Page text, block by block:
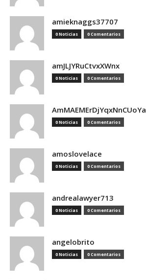
amieknaggs37707
0 Noticias 0 Comentarios
amJLJYRuCtvxXWnx
0 Noticias 0 Comentarios
AmMAEMErDjYqxNnCUoYa
0 Noticias 0 Comentarios
amoslovelace
0 Noticias 0 Comentarios
andrealawyer713
0 Noticias 0 Comentarios
angelobrito
0 Noticias 0 Comentarios